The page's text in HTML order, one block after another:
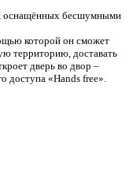
оснащённых бесшумными
которой он сможет
территорию, доставать
дверь во двор –
доступа «Hands free».